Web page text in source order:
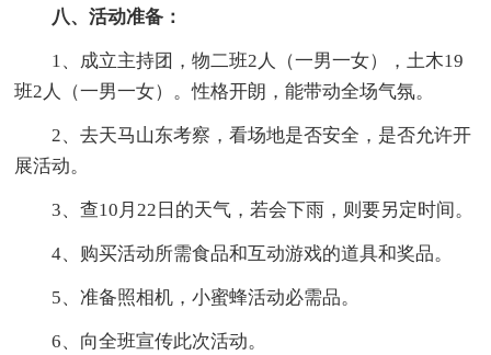
八、活动准备：
1、成立主持团，物二班2人（一男一女），土木19
班2人（一男一女）。性格开朗，能带动全场气氛。
2、去天马山东考察，看场地是否安全，是否允许开
展活动。
3、查10月22日的天气，若会下雨，则要另定时间。
4、购买活动所需食品和互动游戏的道具和奖品。
5、准备照相机，小蜜蜂活动必需品。
6、向全班宣传此次活动。